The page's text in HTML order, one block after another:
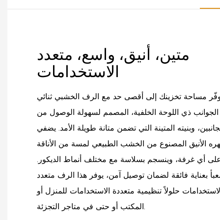
متين، أنيق، واسع، متعدد
الاستخدامات
مساحة تخزينك إلى أقصى حد مع الرف الخشبي ثنائي
الجوانب ذي اللوحة الخلفية، المصمم لسهولة الوصول من
وبنيته المتينة التي تضمن متانة طويلة الأمد. يضفي
الأنيق المصنوع من الخشب الطبيعي لمسة من الأناقة
على أي غرفة، وينسجم بسلاسة مع مختلف أنماط الديكور.
بعناية فائقة لضمان توصيل آمن، يوفر هذا الرف متعدد
حلولاً تنظيمية متعددة الاستخدامات للمنزل أو
المكتب أو حتى في متاجر التجزئة.